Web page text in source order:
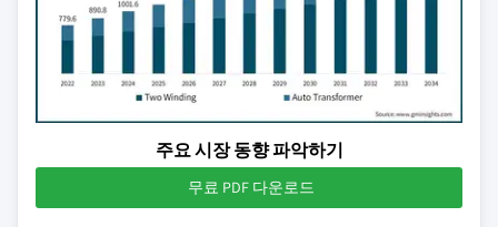
주요 시장 동향 파악하기
무료 PDF 다운로드